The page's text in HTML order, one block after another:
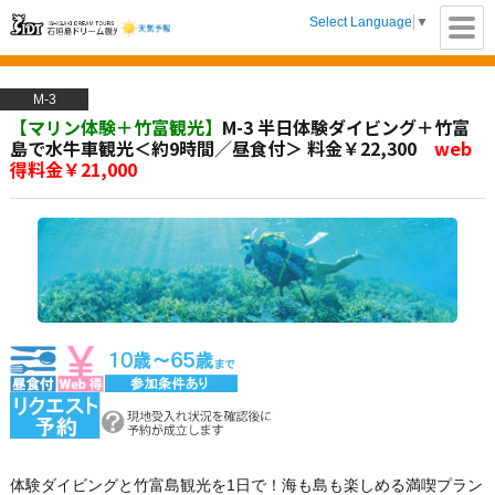
【公式】石垣島ド
リーム観光 |八重山
の離島観光ツアー
をご案内します
Select Language ▼
【マリン体験＋竹富観光】 M-3 半日体験ダイビング＋竹富
島で水牛車観光＜約9時間／昼食付＞ 料金￥22,300 web
得料金￥21,000
M-3
体験ダイビングと竹富島観光を1日で！海も島も楽しめる満喫プラン